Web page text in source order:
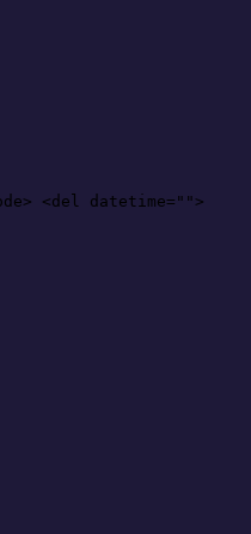
<del datetime="">